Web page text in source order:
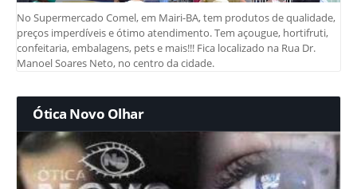
No Supermercado Comel, em Mairi-BA, tem produtos de qualidade,
preços imperdíveis e ótimo atendimento. Tem açougue, hortifruti,
confeitaria, embalagens, pets e mais!!! Fica localizado na Rua Dr.
Manoel Soares Neto, no centro da cidade.
Ótica Novo Olhar